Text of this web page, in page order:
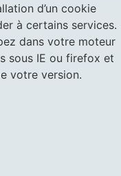
d’un cookie
à certains services.
dans votre moteur
sous IE ou firefox et
votre version.